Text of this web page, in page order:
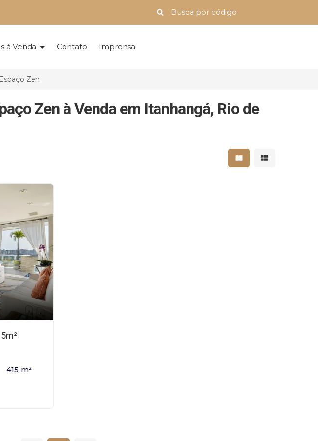
à Venda Contato Imprensa
Zen
Zen à Venda em Itanhangá, Rio de
Mostrar resultados
Mostrar
415 m²